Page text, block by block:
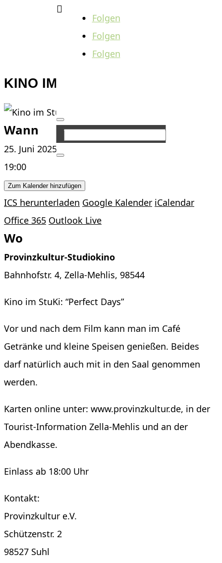

Folgen
Folgen
Folgen
KINO IM STUKI
Wann
25. Juni 2025
19:00
Zum Kalender hinzufügen
ICS herunterladen Google Kalender iCalendar
Office 365 Outlook Live
Wo
Provinzkultur-Studiokino
Bahnhofstr. 4, Zella-Mehlis, 98544
Kino im StuKi: “Perfect Days”
Vor und nach dem Film kann man im Café
Getränke und kleine Speisen genießen. Beides
darf natürlich auch mit in den Saal genommen
werden.
Karten online unter: www.provinzkultur.de, in der
Tourist-Information Zella-Mehlis und an der
Abendkasse.
Einlass ab 18:00 Uhr
Kontakt:
Provinzkultur e.V.
Schützenstr. 2
98527 Suhl